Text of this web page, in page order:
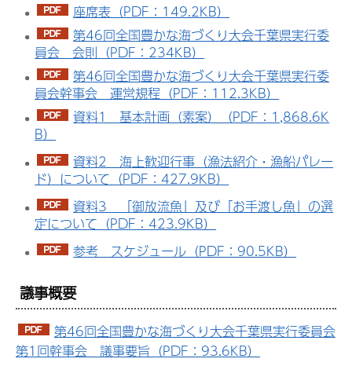
座席表（PDF：149.2KB）
第46回全国豊かな海づくり大会千葉県実行委
員会 会則（PDF：234KB）
第46回全国豊かな海づくり大会千葉県実行委
員会幹事会 運営規程（PDF：112.3KB）
資料1 基本計画（素案）（PDF：1,868.6K
B）
資料2 海上歓迎行事（漁法紹介・漁船パレー
ド）について（PDF：427.9KB）
資料3 「御放流魚」及び「お手渡し魚」の選
定について（PDF：423.9KB）
参考 スケジュール（PDF：90.5KB）
議事概要
第46回全国豊かな海づくり大会千葉県実行委員会
第1回幹事会 議事要旨（PDF：93.6KB）